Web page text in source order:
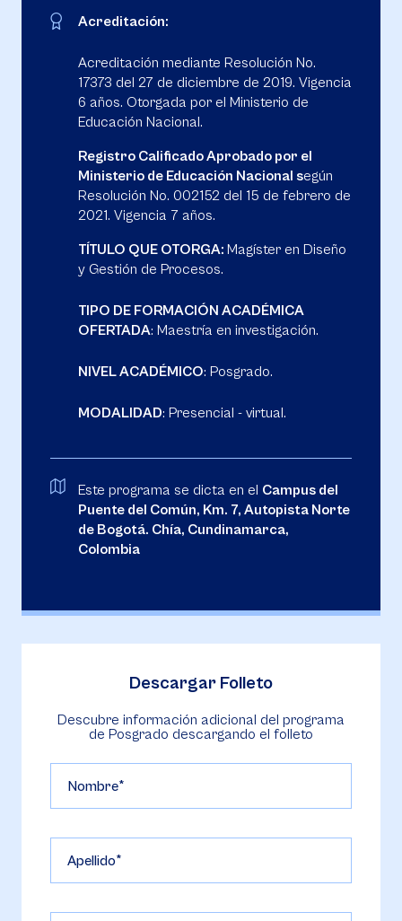
Acreditación:
Acreditación mediante Resolución No.
17373 del 27 de diciembre de 2019. Vigencia
6 años. Otorgada por el Ministerio de
Educación Nacional.
Registro Calificado Aprobado por el
Ministerio de Educación Nacional según
Resolución No. 002152 del 15 de febrero de
2021. Vigencia 7 años.
TÍTULO QUE OTORGA: Magíster en Diseño
y Gestión de Procesos.
TIPO DE FORMACIÓN ACADÉMICA
OFERTADA: Maestría en investigación.
NIVEL ACADÉMICO: Posgrado.
MODALIDAD: Presencial - virtual.
Este programa se dicta en el Campus del
Puente del Común, Km. 7, Autopista Norte
de Bogotá. Chía, Cundinamarca,
Colombia
Descargar Folleto
Descubre información adicional del programa
de Posgrado descargando el folleto
Nombre
Apellido